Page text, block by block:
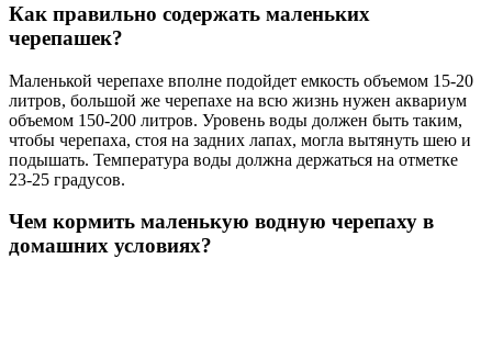
Как правильно содержать маленьких
черепашек?
Маленькой черепахе вполне подойдет емкость объемом 15-20
литров, большой же черепахе на всю жизнь нужен аквариум
объемом 150-200 литров. Уровень воды должен быть таким,
чтобы черепаха, стоя на задних лапах, могла вытянуть шею и
подышать. Температура воды должна держаться на отметке
23-25 градусов.
Чем кормить маленькую водную черепаху в
домашних условиях?